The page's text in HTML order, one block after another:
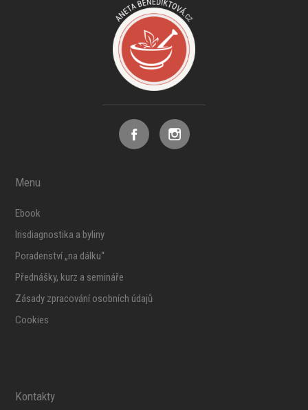
Menu
Ebook
Irisdiagnostika a byliny
Poradenství „na dálku“
Přednášky, kurz a semináře
Zásady zpracování osobních údajů
Cookies
Kontakty